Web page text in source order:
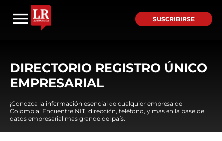
SUSCRIBIRSE
DIRECTORIO REGISTRO ÚNICO
EMPRESARIAL
¡Conozca la información esencial de cualquier empresa de
Colombia! Encuentre NIT, dirección, teléfono, y mas en la base de
datos empresarial mas grande del país.